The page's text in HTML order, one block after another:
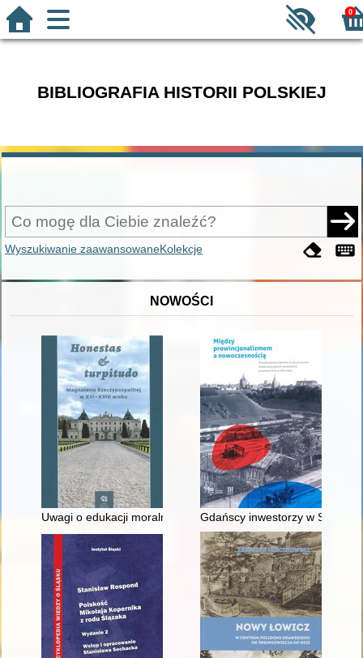
0
BIBLIOGRAFIA HISTORII POLSKIEJ
Wyszukiwanie zaawansowaneKolekcje
NOWOŚCI
Uwagi o edukacji moralnej synów szlacheckich w XVI-
Gdańscy inwestorzy w